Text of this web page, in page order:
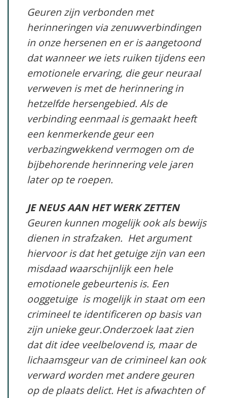
Geuren zijn verbonden met
herinneringen via zenuwverbindingen
in onze hersenen en er is aangetoond
dat wanneer we iets ruiken tijdens een
emotionele ervaring, die geur neuraal
verweven is met de herinnering in
hetzelfde hersengebied. Als de
verbinding eenmaal is gemaakt heeft
een kenmerkende geur een
verbazingwekkend vermogen om de
bijbehorende herinnering vele jaren
later op te roepen.
JE NEUS AAN HET WERK ZETTEN
Geuren kunnen mogelijk ook als bewijs
dienen in strafzaken. Het argument
hiervoor is dat het getuige zijn van een
misdaad waarschijnlijk een hele
emotionele gebeurtenis is. Een
ooggetuige is mogelijk in staat om een
crimineel te identificeren op basis van
zijn unieke geur.Onderzoek laat zien
dat dit idee veelbelovend is, maar de
lichaamsgeur van de crimineel kan ook
verward worden met andere geuren
op de plaats delict. Het is afwachten of